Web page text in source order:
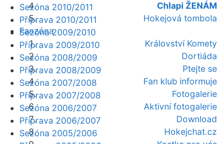
Chlapi ŽENÁM
Hokejová tombola
Fanzóna
Království Komety
Dortiáda
Ptejte se
Fan klub informuje
Fotogalerie
Aktivní fotogalerie
Download
Hokejchat.cz
Sezóna 2010/2011
Příprava 2010/2011
Sezóna 2009/2010
Příprava 2009/2010
Sezóna 2008/2009
Příprava 2008/2009
Sezóna 2007/2008
Příprava 2007/2008
Sezóna 2006/2007
Příprava 2006/2007
Sezóna 2005/2006